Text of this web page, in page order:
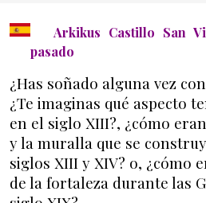
Inicio General
Arkikus Castillo San
pasado
¿Has soñado alguna vez
¿Te imaginas qué aspecto
en el siglo XIII?, ¿cómo
y la muralla que se
siglos XIII y XIV? o, ¿cómo
de la fortaleza durante las